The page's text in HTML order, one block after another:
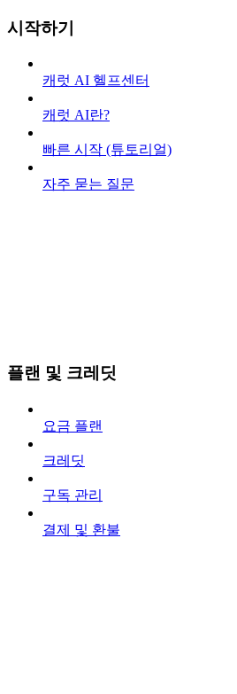
시작하기
캐럿 AI 헬프센터
캐럿 AI란?
빠른 시작 (튜토리얼)
자주 묻는 질문
플랜 및 크레딧
요금 플랜
크레딧
구독 관리
결제 및 환불